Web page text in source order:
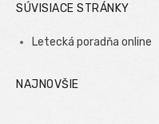
SÚVISIACE STRÁNKY
Letecká poradňa online
NAJNOVŠIE